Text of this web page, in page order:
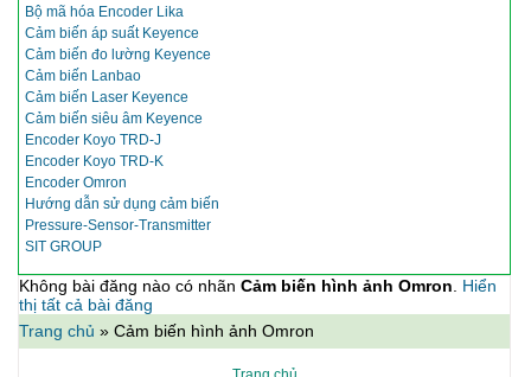
Bộ mã hóa Encoder Lika
Cảm biến áp suất Keyence
Cảm biến đo lường Keyence
Cảm biến Lanbao
Cảm biến Laser Keyence
Cảm biến siêu âm Keyence
Encoder Koyo TRD-J
Encoder Koyo TRD-K
Encoder Omron
Hướng dẫn sử dụng cảm biến
Pressure-Sensor-Transmitter
SIT GROUP
Không bài đăng nào có nhãn Cảm biến hình ảnh Omron
Hiển
thị tất cả bài đăng
Trang chủ » Cảm biến hình ảnh Omron